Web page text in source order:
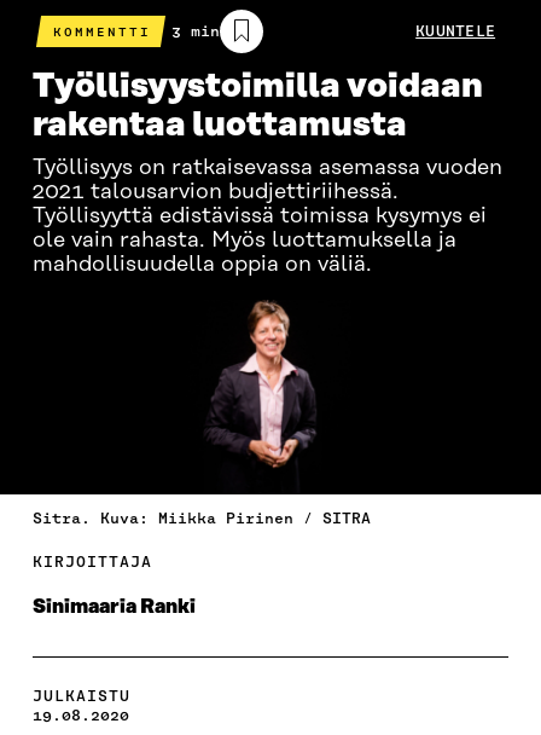
KOMMENTTI
Arvioitu
lukuaika
3 min KUUNTELE
Työllisyystoimilla voidaan
rakentaa luottamusta
Työllisyys on ratkaisevassa asemassa vuoden
2021 talousarvion budjettiriihessä.
Työllisyyttä edistävissä toimissa kysymys ei
ole vain rahasta. Myös luottamuksella ja
mahdollisuudella oppia on väliä.
Sitra. Kuva: Miikka Pirinen / SITRA
KIRJOITTAJA
Sinimaaria Ranki
JULKAISTU
19.08.2020